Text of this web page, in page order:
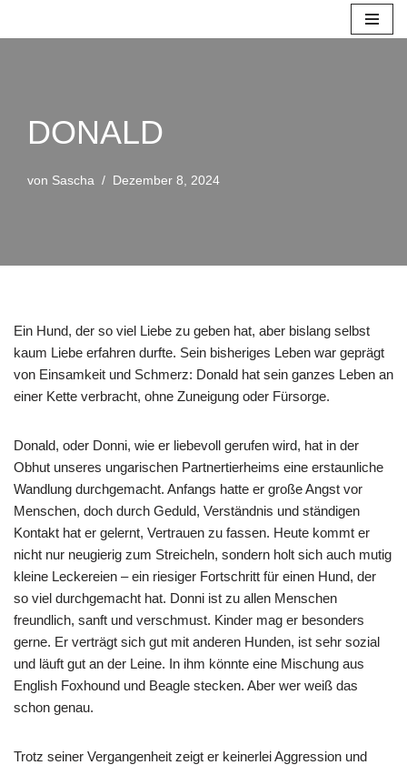
DONALD
von Sascha Dezember 8, 2024
Ein Hund, der so viel Liebe zu geben hat, aber bislang selbst
kaum Liebe erfahren durfte. Sein bisheriges Leben war geprägt
von Einsamkeit und Schmerz: Donald hat sein ganzes Leben an
einer Kette verbracht, ohne Zuneigung oder Fürsorge.
Donald, oder Donni, wie er liebevoll gerufen wird, hat in der
Obhut unseres ungarischen Partnertierheims eine erstaunliche
Wandlung durchgemacht. Anfangs hatte er große Angst vor
Menschen, doch durch Geduld, Verständnis und ständigen
Kontakt hat er gelernt, Vertrauen zu fassen. Heute kommt er
nicht nur neugierig zum Streicheln, sondern holt sich auch mutig
kleine Leckereien – ein riesiger Fortschritt für einen Hund, der
so viel durchgemacht hat. Donni ist zu allen Menschen
freundlich, sanft und verschmust. Kinder mag er besonders
gerne. Er verträgt sich gut mit anderen Hunden, ist sehr sozial
und läuft gut an der Leine. In ihm könnte eine Mischung aus
English Foxhound und Beagle stecken. Aber wer weiß das
schon genau.
Trotz seiner Vergangenheit zeigt er keinerlei Aggression und